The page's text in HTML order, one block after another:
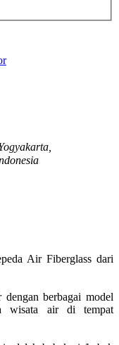
Air Fiberglass dari
berbagai model
wisata air di tempat